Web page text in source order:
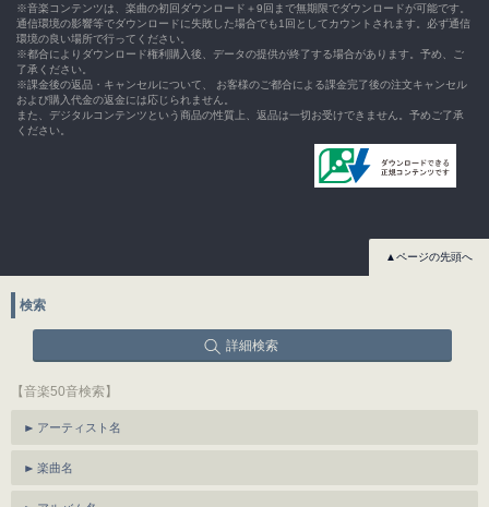
※音楽コンテンツは、楽曲の初回ダウンロード＋9回まで無期限でダウンロードが可能です。
通信環境の影響等でダウンロードに失敗した場合でも1回としてカウントされます。必ず通信
環境の良い場所で行ってください。
※都合によりダウンロード権利購入後、データの提供が終了する場合があります。予め、ご
了承ください。
※課金後の返品・キャンセルについて、 お客様のご都合による課金完了後の注文キャンセル
および購入代金の返金には応じられません。
また、デジタルコンテンツという商品の性質上、返品は一切お受けできません。予めご了承
ください。
▲ページの先頭へ
検索
詳細検索
【音楽50音検索】
アーティスト名
楽曲名